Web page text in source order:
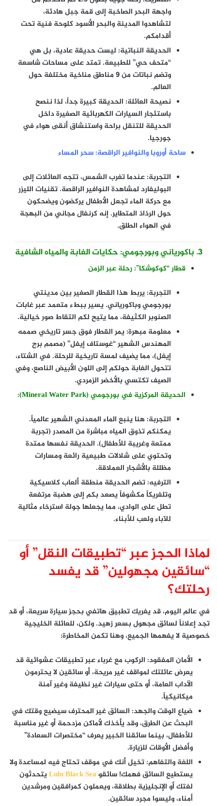
واجهة البحر الصاخبة إلى قمة جبل هادئة،
لتشاهدوا المدينة والبحر الأسود كلوحة فنية تحت
أقدامكم.
الحديقة النباتية: ليست حديقة عادية، بل هي
“متحف حي” للطبيعة. تمتد على مساحات شاسعة
وتضم نباتات من 9 مناطق مناخية مختلفة حول
العالم.
نصيحة العائلة: الحديقة كبيرة جداً، لذا ننصح
باستئجار السيارات الكهربائية الصغيرة داخل
الحديقة للتنقل براحة واستنشاق أنقى هواء في
جورجيا.
ساحة أوروبا والنوافير الراقصة: سحر المساء
التجربة:عندما تغرب الشمس، تتجه العائلات إلى
البوليفارد لمشاهدة النوافير الراقصة. تقنيات الليزر
مع حركة الماء تجعل الأطفال يركضون ويضحكون
حول الرذاذ المتطاير. إنه كرنفال مجاني من البهجة
في الهواء الطلق.
3. باكورياني وبورجومي: حكايات الغابة والمياه الشافية
قطار “كوكوشكا”: رحلة عبر الزمن
التجربة:يربط هذا القطار الصغير بين مدينتي
بورجومي وباكورياني. يسير ببطء متعمد عبر غابات
الصنوبر الكثيفة، مما يتيح لكم التقاط صور خيالية.
معلومة مبهرة:يمر القطار فوق جسر تاريخي صممه
المهندس الشهير “غوستاف إيفل” (مصمم برج
إيفل)، مما يضيف لمسة تاريخية للرحلة. في الشتاء،
تتحول الغابة حولكم إلى اللون الأبيض الناصع، وفي
الصيف تكتسي بالأخضر الزمردي.
الحديقة المركزية في بورجومي (Mineral Water Park):
التجربة: هنا ينبع الماء المعدني الشهير عالمياً.
يمكنكم تذوق المياه مباشرة من المصدر (تجربة
ممتعة وغريبة للأطفال). الحديقة نفسها ممتدة
وتحتوي على شلالات طبيعية رائعة ومسارات
مظللة بالأشجار العملاقة.
الترفيه:تضم الحديقة منطقة ألعاب كلاسيكية
وتلفريكاً مكشوفاً يصعد بكم إلى هضبة مرتفعة
تطل على الوادي، مما يجعلها جولة استرخاء مثالية
للآباء ولعب للأبناء.
لماذا الحجز عبر “تطبيقات النقل” أو
“سائقين مجهولين” قد يفسد
رحلتك؟
في عالم اليوم، قد يغريك تطبيق هاتفي بحجز سيارة سريعة، أو قد
تجد إعلاناً لسائق مجهول بسعر زهيد. ولكن، للعائلة الخليجية
خصوصية لا يفهمها الجميع، وهنا تكمن المخاطرة:
الأمان المفقود: الركوب مع غرباء عبر تطبيقات عشوائية قد
يعرض عائلتك لمواقف غير مريحة، أو سائقين لا يحترمون
الآداب العامة، أو حتى سيارات غير نظيفة وغير آمنة
ميكانيكياً.
ضياع الوقت والجهد: السائق غير المحترف سيضيع وقتك في
البحث عن الطرق، وقد يأخذك لأماكن مزدحمة أو غير مناسبة
للأطفال، بينما سائقنا الخبير يعرف “مختصرات السعادة”
وأفضل الأوقات للزيارة.
اللغة والتفاهم:تخيل أنك في موقف تحتاج فيه لمساعدة ولا
يستطيع السائق فهمك! سائقوLulu Black Seaيتحدثون
لغتك أو الإنجليزية بطلاقة، ويعملون كمرافقين ومرشدين
أمناء، وليسوا مجرد سائقين.